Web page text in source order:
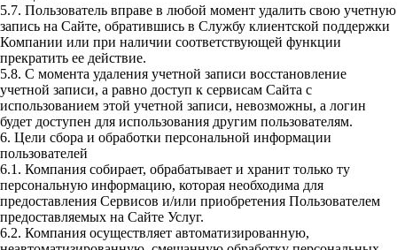
5.7. Пользователь вправе в любой момент удалить свою учетную
запись на Сайте, обратившись в Службу клиентской поддержки
Компании или при наличии соответствующей функции
прекратить ее действие.
5.8. С момента удаления учетной записи восстановление
учетной записи, а равно доступ к сервисам Сайта с
использованием этой учетной записи, невозможны, а логин
будет доступен для использования другим пользователям.
6. Цели сбора и обработки персональной информации
пользователей
6.1. Компания собирает, обрабатывает и хранит только ту
персональную информацию, которая необходима для
предоставления Сервисов и/или приобретения Пользователем
предоставляемых на Сайте Услуг.
6.2. Компания осуществляет автоматизированную,